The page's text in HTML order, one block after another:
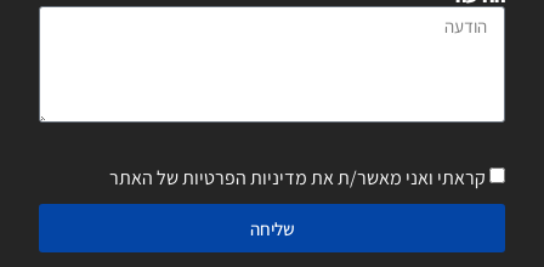
קראתי ואני מאשר/ת את מדיניות הפרטיות של האתר
שליחה